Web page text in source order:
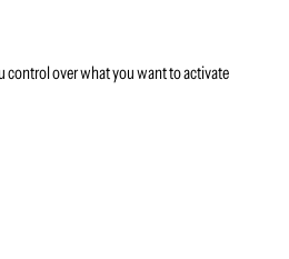
Parc Descartes
control over what you want to activate